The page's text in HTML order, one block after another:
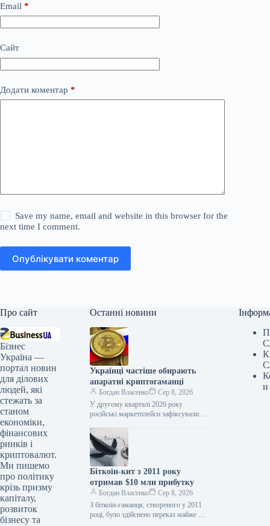
Email *
Сайт
Додати коментар *
Save my name, email and website in this browser for the
next time I comment.
Опублікувати коментар
Про сайт
Бізнес
Україна —
портал новин
для ділових
людей, які
стежать за
станом
економіки,
фінансових
ринків і
криптовалют.
Ми пишемо
про політику
крізь призму
капіталу,
розвиток
бізнесу та
Останні новини
Українці частіше обирають
апаратні криптогаманці
Богдан Власенко
Сер 8, 2026
У другому кварталі 2026 року
російські маркетплейси зафіксували
криптогаманців. На платформі
«М.Відео» кількість проданих
пристроїв
Біткоїн-кит з 2011 року
отримав $10 млн прибутку
Богдан Власенко
Сер 8, 2026
З біткоїн-гаманця, створеного у 2011
році, було здійснено переказ майже 50
и